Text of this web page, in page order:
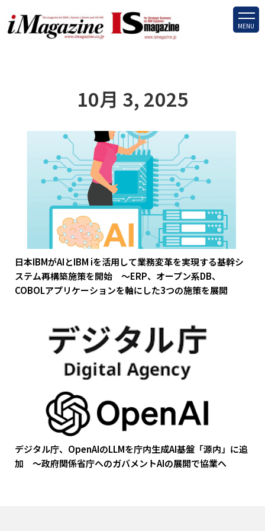
MENU
10月 3, 2025
日本IBMがAIとIBM iを活用して業務変革を実現する基幹シ
ステム再構築施策を開始 ～ERP、オープン系DB、
COBOLアプリケーションを軸にした3つの施策を展開
デジタル庁、OpenAIのLLMを庁内生成AI基盤「源内」に追
加 ～政府関係省庁へのガバメントAIの展開で協業へ